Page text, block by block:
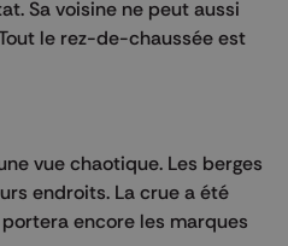
Sa voisine ne peut aussi
le rez-de-chaussée est
vue chaotique. Les berges
endroits. La crue a été
encore les marques